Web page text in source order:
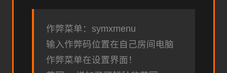
作弊菜单：symxmenu
输入作弊码位置在自己房间电脑
作弊菜单在设置界面！